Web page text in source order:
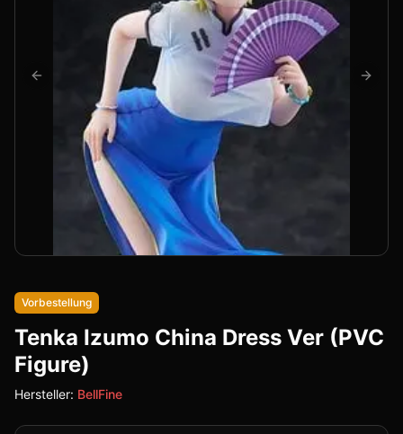
Previous slide Next
Vorbestellung
Tenka Izumo China Dress Ver (PVC
Figure)
Hersteller: BellFine